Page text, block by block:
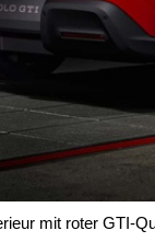
mit roter GTI-